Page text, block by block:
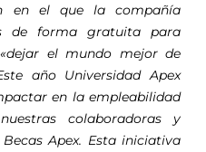
en el que la compañía
de forma gratuita para
el mundo mejor de
año Universidad Apex
en la empleabilidad
colaboradoras y
Apex. Esta iniciativa